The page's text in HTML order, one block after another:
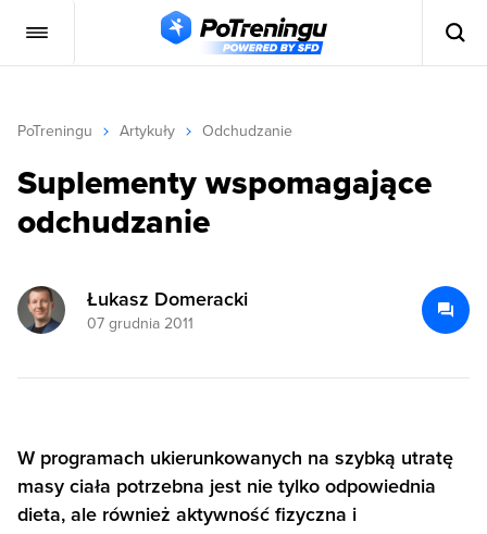
PoTreningu Artykuły Odchudzanie
Suplementy wspomagające
odchudzanie
Łukasz Domeracki
07 grudnia 2011
W programach ukierunkowanych na szybką utratę
masy ciała potrzebna jest nie tylko odpowiednia
dieta, ale również aktywność fizyczna i